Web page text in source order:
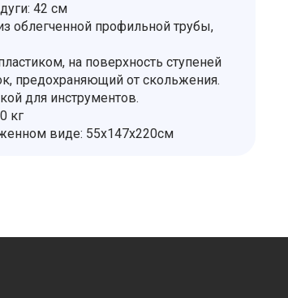
42 см
облегченной профильной трубы,
на поверхность ступеней
предохраняющий от скольжения.
для инструментов.
кг
виде: 55х147х220см